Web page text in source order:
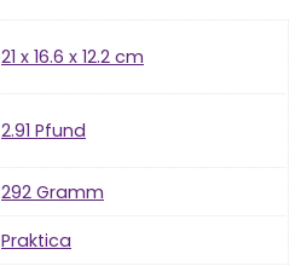
‎21 x 16.6 x 12.2 cm
‎2.91 Pfund
‎292 Gramm
‎Praktica